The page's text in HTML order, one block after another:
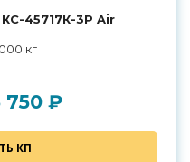
45717К-3Р Air
кг
750 ₽
КП